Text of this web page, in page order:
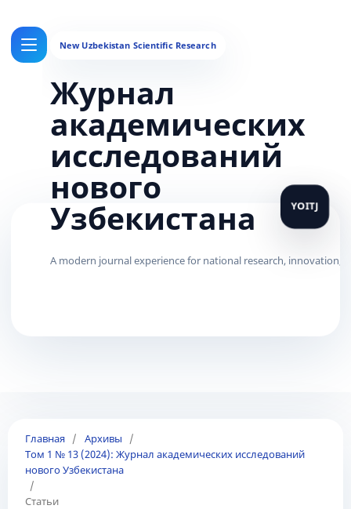
Журнал
академических
исследований
нового
Узбекистана
Главная / Архивы
/
Том 1 № 13 (2024): Журнал академических исследований
нового Узбекистана
/
Статьи